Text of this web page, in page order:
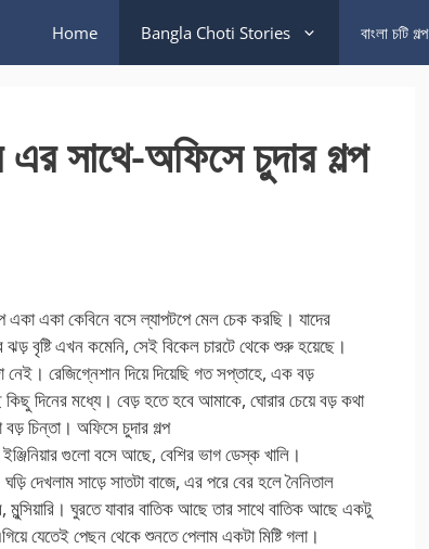
Home Bangla Choti Stories বাংলা চটি গল্প
সাথে-অফিসে চুদার গল্প
একা কেবিনে বসে ল্যাপটপে মেল চেক করছি। যাদের
বৃষ্টি এখন কমেনি, সেই বিকেল চারটে থেকে শুরু হয়েছে।
রেজিগ্নেশান দিয়ে দিয়েছি গত সপ্তাহে, এক বড়
কিছু দিনের মধ্যে। বেড় হতে হবে আমাকে, ঘোরার চেয়ে বড় কথা
বড় চিন্তা। অফিসে চুদার গল্প
গুলো বসে আছে, বেশির ভাগ ডেস্ক খালি।
দেখলাম সাড়ে সাতটা বাজে, এর পরে বের হলে নৈনিতাল
ঘুরতে যাবার বাতিক আছে তার সাথে বাতিক আছে একটু
যেতেই পেছন থেকে শুনতে পেলাম একটা মিষ্টি গলা।